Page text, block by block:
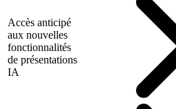
Accès anticipé
aux nouvelles
fonctionnalités
de présentations
IA